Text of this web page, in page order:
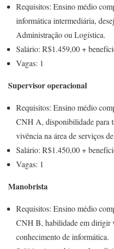
Requisitos: Ensino médio
informática intermediária,
Administração ou Logística.
Salário: R$1.459,00 +
Vagas: 1
Supervisor operacional
Requisitos: Ensino médio
CNH A, disponibilidade para
vivência na área de serviços
Salário: R$1.450,00 +
Vagas: 1
Manobrista
Requisitos: Ensino médio
CNH B, habilidade em dirigir
conhecimento de informática.